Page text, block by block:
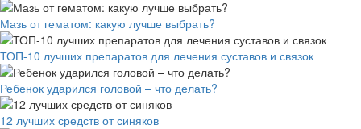
Мазь от гематом: какую лучше выбрать?
ТОП-10 лучших препаратов для лечения суставов и связок
Ребенок ударился головой – что делать?
12 лучших средств от синяков